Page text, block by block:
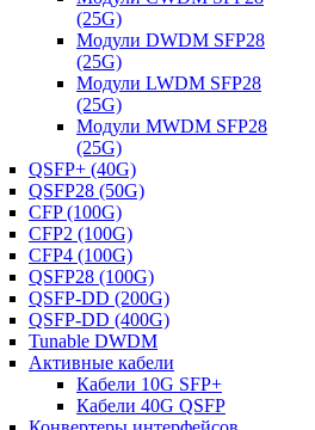
(25G)
Модули DWDM SFP28
(25G)
Модули LWDM SFP28
(25G)
Модули MWDM SFP28
(25G)
QSFP+ (40G)
QSFP28 (50G)
CFP (100G)
CFP2 (100G)
CFP4 (100G)
QSFP28 (100G)
QSFP-DD (200G)
QSFP-DD (400G)
Tunable DWDM
Активные кабели
Кабели 10G SFP+
Кабели 40G QSFP